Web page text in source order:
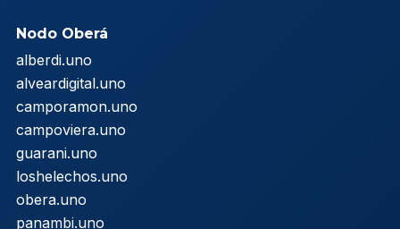
Nodo Oberá
alberdi.uno
alveardigital.uno
camporamon.uno
campoviera.uno
guarani.uno
loshelechos.uno
obera.uno
panambi.uno